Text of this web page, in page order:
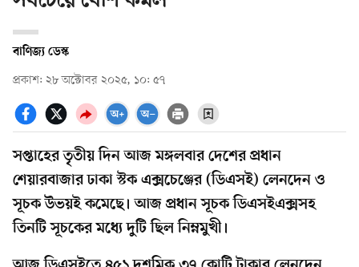
বাণিজ্য ডেস্ক
প্রকাশ: ২৮ অক্টোবর ২০২৫, ১০: ৫৭
সপ্তাহের তৃতীয় দিন আজ মঙ্গলবার দেশের প্রধান
শেয়ারবাজার ঢাকা স্টক এক্সচেঞ্জের (ডিএসই) লেনদেন ও
সূচক উভয়ই কমেছে। আজ প্রধান সূচক ডিএসইএক্সসহ
তিনটি সূচকের মধ্যে দুটি ছিল নিম্নমুখী।